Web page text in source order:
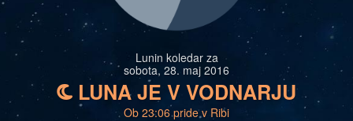
Lunin koledar za
sobota, 28. maj 2016
b LUNA JE V VODNARJU
Ob 23:06 pride v Ribi